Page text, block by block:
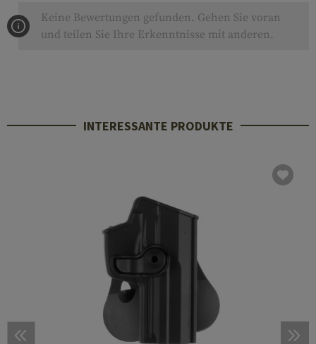
Keine Bewertungen gefunden. Gehen Sie voran
und teilen Sie Ihre Erkenntnisse mit anderen.
INTERESSANTE PRODUKTE